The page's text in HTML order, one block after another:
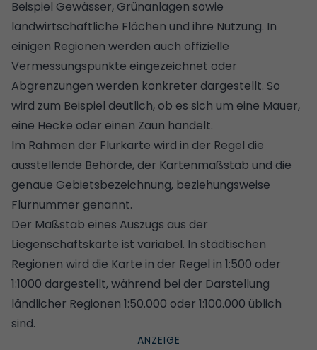
Beispiel Gewässer, Grünanlagen sowie
landwirtschaftliche Flächen und ihre Nutzung. In
einigen Regionen werden auch offizielle
Vermessungspunkte eingezeichnet oder
Abgrenzungen werden konkreter dargestellt. So
wird zum Beispiel deutlich, ob es sich um eine Mauer,
eine Hecke oder einen Zaun handelt.
Im Rahmen der Flurkarte wird in der Regel die
ausstellende Behörde, der Kartenmaßstab und die
genaue Gebietsbezeichnung, beziehungsweise
Flurnummer genannt.
Der Maßstab eines Auszugs aus der
Liegenschaftskarte ist variabel. In städtischen
Regionen wird die Karte in der Regel in 1:500 oder
1:1000 dargestellt, während bei der Darstellung
ländlicher Regionen 1:50.000 oder 1:100.000 üblich
sind.